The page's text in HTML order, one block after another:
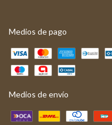
Medios de pago
Medios de envío